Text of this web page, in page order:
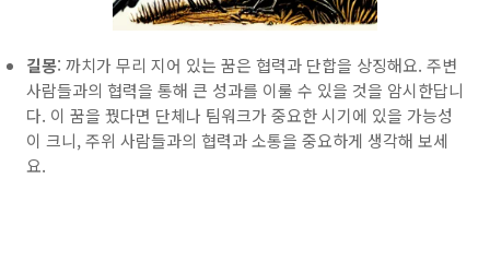
길몽: 까치가 무리 지어 있는 꿈은 협력과 단합을 상징해요. 주변
사람들과의 협력을 통해 큰 성과를 이룰 수 있을 것을 암시한답니
다. 이 꿈을 꿨다면 단체나 팀워크가 중요한 시기에 있을 가능성
이 크니, 주위 사람들과의 협력과 소통을 중요하게 생각해 보세
요.